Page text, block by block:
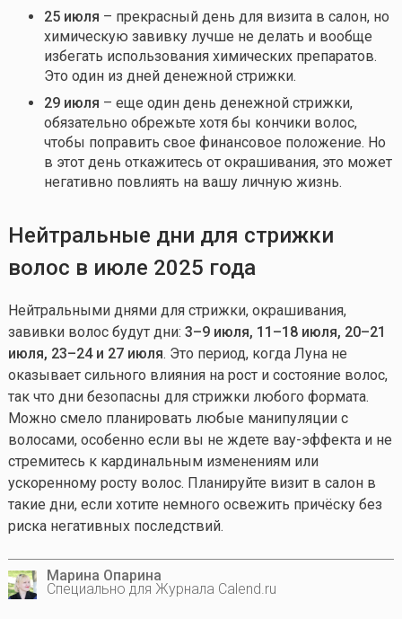
25 июля – прекрасный день для визита в салон, но
химическую завивку лучше не делать и вообще
избегать использования химических препаратов.
Это один из дней денежной стрижки.
29 июля – еще один день денежной стрижки,
обязательно обрежьте хотя бы кончики волос,
чтобы поправить свое финансовое положение. Но
в этот день откажитесь от окрашивания, это может
негативно повлиять на вашу личную жизнь.
Нейтральные дни для стрижки
волос в июле 2025 года
Нейтральными днями для стрижки, окрашивания,
завивки волос будут дни: 3–9 июля, 11–18 июля, 20–21
июля, 23–24 и 27 июля. Это период, когда Луна не
оказывает сильного влияния на рост и состояние волос,
так что дни безопасны для стрижки любого формата.
Можно смело планировать любые манипуляции с
волосами, особенно если вы не ждете вау-эффекта и не
стремитесь к кардинальным изменениям или
ускоренному росту волос. Планируйте визит в салон в
такие дни, если хотите немного освежить причёску без
риска негативных последствий.
Марина Опарина
Специально для Журнала Calend.ru